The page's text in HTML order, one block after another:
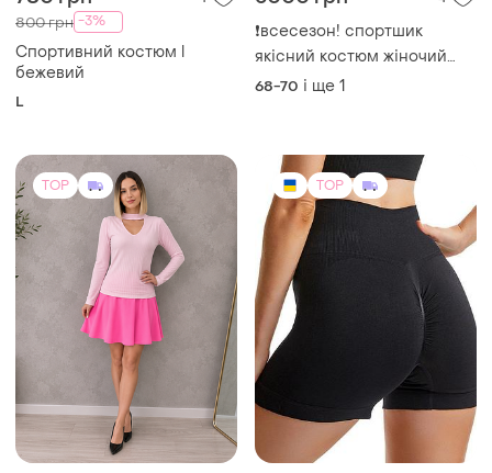
800 грн -3%
Спортивний костюм l
бежевий
L
❗всесезон! спортшик
якісний костюм жіночий
великого розміру
68-70 і ще 1
TOP TOP